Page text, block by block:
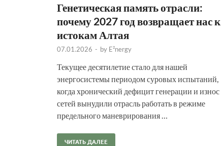
Генетическая память отрасли:
почему 2027 год возвращает нас к
истокам Алтая
07.01.2026 - by E²nergy
Текущее десятилетие стало для нашей
энергосистемы периодом суровых испытаний,
когда хронический дефицит генерации и износ
сетей вынудили отрасль работать в режиме
предельного маневрирования …
ЧИТАТЬ ДАЛЕЕ